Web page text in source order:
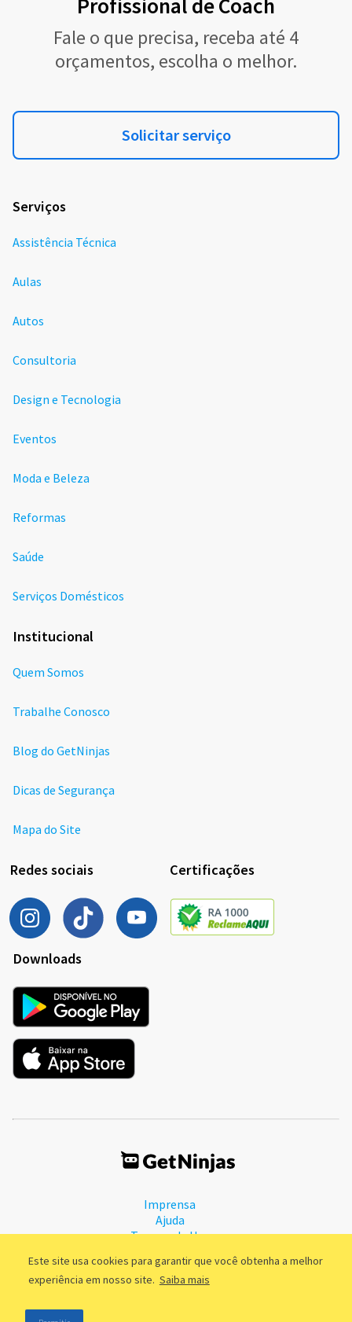
Este site usa cookies para garantir que você obtenha a melhor
experiência em nosso site. Saiba mais
Profissional de Coach
Fale o que precisa, receba até 4
orçamentos, escolha o melhor.
Solicitar serviço
Serviços
Assistência Técnica
Aulas
Autos
Consultoria
Design e Tecnologia
Eventos
Moda e Beleza
Reformas
Saúde
Serviços Domésticos
Institucional
Quem Somos
Trabalhe Conosco
Blog do GetNinjas
Dicas de Segurança
Mapa do Site
Redes sociais Certificações
Downloads
Imprensa
Ajuda
Termos de Uso
©2011 - 2026, GetNinjas LTDA. CNPJ 55.744.877/0001-89 - Rua